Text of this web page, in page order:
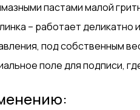
пастами малой
– работает деликатно
под собственным
поле для подписи,